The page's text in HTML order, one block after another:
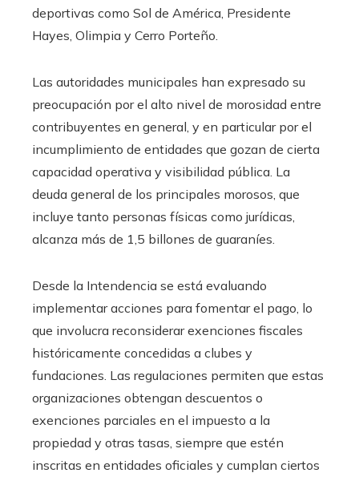
deportivas como Sol de América, Presidente
Hayes, Olimpia y Cerro Porteño.
Las autoridades municipales han expresado su
preocupación por el alto nivel de morosidad entre
contribuyentes en general, y en particular por el
incumplimiento de entidades que gozan de cierta
capacidad operativa y visibilidad pública. La
deuda general de los principales morosos, que
incluye tanto personas físicas como jurídicas,
alcanza más de 1,5 billones de guaraníes.
Desde la Intendencia se está evaluando
implementar acciones para fomentar el pago, lo
que involucra reconsiderar exenciones fiscales
históricamente concedidas a clubes y
fundaciones. Las regulaciones permiten que estas
organizaciones obtengan descuentos o
exenciones parciales en el impuesto a la
propiedad y otras tasas, siempre que estén
inscritas en entidades oficiales y cumplan ciertos